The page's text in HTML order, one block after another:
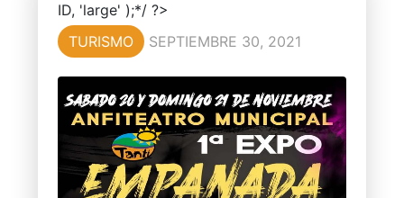
ID, 'large' );*/ ?>
TURISMO
SEPTIEMBRE 30, 2021